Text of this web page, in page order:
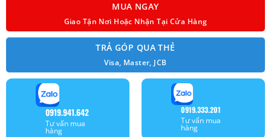
MUA NGAY
Giao Tận Nơi Hoặc Nhận Tại Cửa Hàng
TRẢ GÓP QUA THẺ
Visa, Master, JCB
0919.941.642
Tư vấn mua
hàng
0919.333.201
Tư vấn mua
hàng